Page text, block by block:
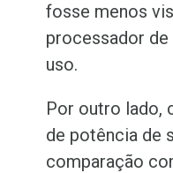
fosse menos
processador
uso.
Por outro lado,
de potência de
comparação